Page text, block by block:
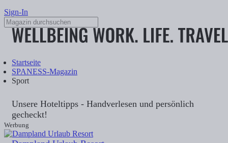
Sign-In
Startseite
SPANESS-Magazin
Sport
Unsere Hoteltipps - Handverlesen und persönlich
gecheckt!
Werbung